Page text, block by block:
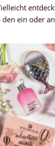
den ein oder